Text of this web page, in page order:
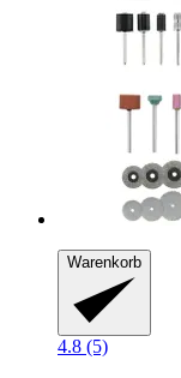
Warenkorb
4.8 (5)